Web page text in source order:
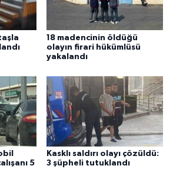
18 madencinin öldüğü
olayın firari hükümlüsü
yakalandı
5
Kasklı saldırı olayı çözüldü:
3 şüpheli tutuklandı